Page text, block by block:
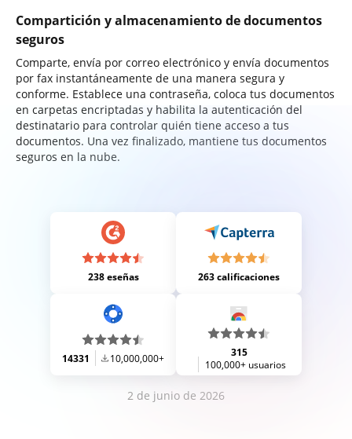
Compartición y almacenamiento de documentos
seguros
Comparte, envía por correo electrónico y envía documentos
por fax instantáneamente de una manera segura y
conforme. Establece una contraseña, coloca tus documentos
en carpetas encriptadas y habilita la autenticación del
destinatario para controlar quién tiene acceso a tus
documentos. Una vez finalizado, mantiene tus documentos
seguros en la nube.
238 eseñas 263 calificaciones
14331 10,000,000+
315
100,000+ usuarios
2 de junio de 2026